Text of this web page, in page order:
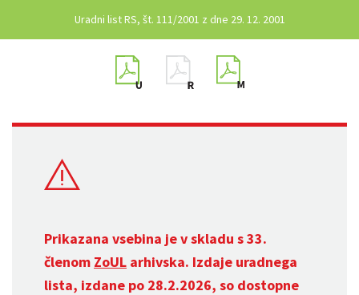
Uradni list RS, št. 111/2001 z dne 29. 12. 2001
Prikazana vsebina je v skladu s 33.
členom ZoUL arhivska. Izdaje uradnega
lista, izdane po 28.2.2026, so dostopne